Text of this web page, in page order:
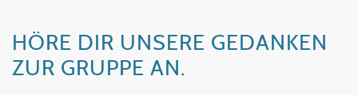
HÖRE DIR UNSERE GEDANKEN
ZUR GRUPPE AN.